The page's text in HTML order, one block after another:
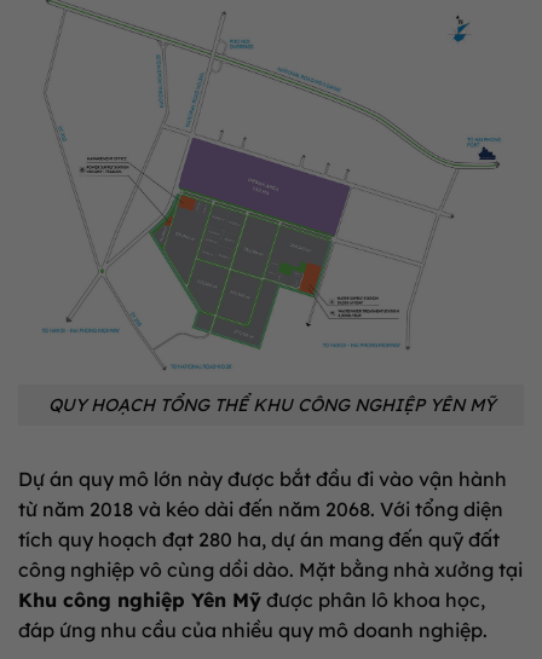
QUY HOẠCH TỔNG THỂ KHU CÔNG NGHIỆP YÊN MỸ
Dự án quy mô lớn này được bắt đầu đi vào vận hành
từ năm 2018 và kéo dài đến năm 2068. Với tổng diện
tích quy hoạch đạt 280 ha, dự án mang đến quỹ đất
công nghiệp vô cùng dồi dào. Mặt bằng nhà xưởng tại
Khu công nghiệp Yên Mỹ được phân lô khoa học,
đáp ứng nhu cầu của nhiều quy mô doanh nghiệp.